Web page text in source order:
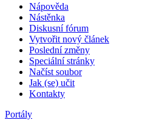
Nápověda
Nástěnka
Diskusní fórum
Vytvořit nový článek
Poslední změny
Speciální stránky
Načíst soubor
Jak (se) učit
Kontakty
Portály